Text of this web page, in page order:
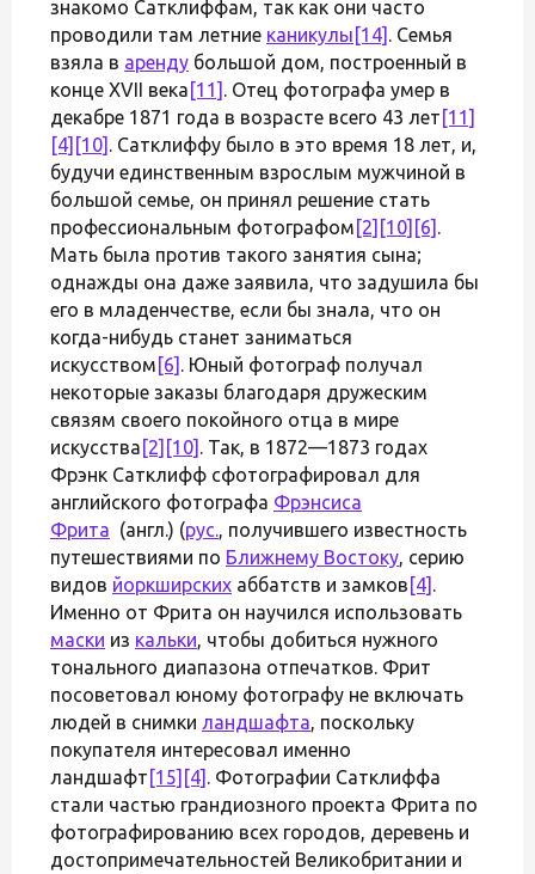
знакомо Сатклиффам, так как они часто
проводили там летние каникулы [14] . Семья
взяла в аренду большой дом, построенный в
конце XVII века [11] . Отец фотографа умер в
декабре 1871 года в возрасте всего 43 лет [11]
[4] [10] . Сатклиффу было в это время 18 лет, и,
будучи единственным взрослым мужчиной в
большой семье, он принял решение стать
профессиональным фотографом [2] [10] [6] .
Мать была против такого занятия сына;
однажды она даже заявила, что задушила бы
его в младенчестве, если бы знала, что он
когда-нибудь станет заниматься
искусством [6] . Юный фотограф получал
некоторые заказы благодаря дружеским
связям своего покойного отца в мире
искусства [2] [10] . Так, в 1872—1873 годах
Фрэнк Сатклифф сфотографировал для
английского фотографа Фрэнсиса
Фрита (англ.) (рус., получившего известность
путешествиями по Ближнему Востоку, серию
видов йоркширских аббатств и замков [4] .
Именно от Фрита он научился использовать
маски из кальки, чтобы добиться нужного
тонального диапазона отпечатков. Фрит
посоветовал юному фотографу не включать
людей в снимки ландшафта, поскольку
покупателя интересовал именно
ландшафт [15] [4] . Фотографии Сатклиффа
стали частью грандиозного проекта Фрита по
фотографированию всех городов, деревень и
достопримечательностей Великобритании и